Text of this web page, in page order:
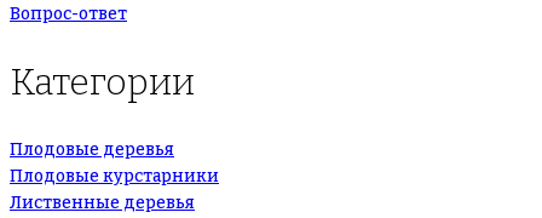
Вопрос-ответ
Категории
Плодовые деревья
Плодовые курстарники
Лиственные деревья